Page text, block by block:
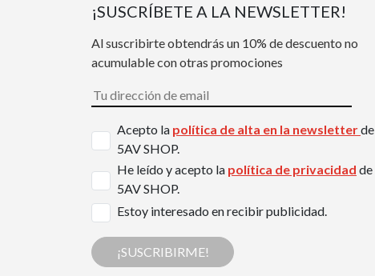
¡SUSCRÍBETE A LA NEWSLETTER!
Al suscribirte obtendrás un 10% de descuento no
acumulable con otras promociones
Acepto la política de alta en la newsletterde
5AV SHOP.
He leído y acepto la política de privacidad de
5AV SHOP.
Estoy interesado en recibir publicidad.
¡SUSCRIBIRME!